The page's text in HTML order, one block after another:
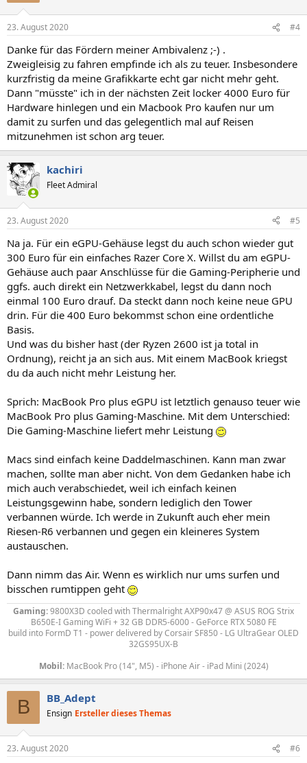
23. August 2020 #4
Danke für das Fördern meiner Ambivalenz ;-) .
Zweigleisig zu fahren empfinde ich als zu teuer. Insbesondere
kurzfristig da meine Grafikkarte echt gar nicht mehr geht.
Dann "müsste" ich in der nächsten Zeit locker 4000 Euro für
Hardware hinlegen und ein Macbook Pro kaufen nur um
damit zu surfen und das gelegentlich mal auf Reisen
mitzunehmen ist schon arg teuer.
kachiri
Fleet Admiral
23. August 2020 #5
Na ja. Für ein eGPU-Gehäuse legst du auch schon wieder gut
300 Euro für ein einfaches Razer Core X. Willst du am eGPU-
Gehäuse auch paar Anschlüsse für die Gaming-Peripherie und
ggfs. auch direkt ein Netzwerkkabel, legst du dann noch
einmal 100 Euro drauf. Da steckt dann noch keine neue GPU
drin. Für die 400 Euro bekommst schon eine ordentliche
Basis.
Und was du bisher hast (der Ryzen 2600 ist ja total in
Ordnung), reicht ja an sich aus. Mit einem MacBook kriegst
du da auch nicht mehr Leistung her.
Sprich: MacBook Pro plus eGPU ist letztlich genauso teuer wie
MacBook Pro plus Gaming-Maschine. Mit dem Unterschied:
Die Gaming-Maschine liefert mehr Leistung
Macs sind einfach keine Daddelmaschinen. Kann man zwar
machen, sollte man aber nicht. Von dem Gedanken habe ich
mich auch verabschiedet, weil ich einfach keinen
Leistungsgewinn habe, sondern lediglich den Tower
verbannen würde. Ich werde in Zukunft auch eher mein
Riesen-R6 verbannen und gegen ein kleineres System
austauschen.
Dann nimm das Air. Wenn es wirklich nur ums surfen und
bisschen rumtippen geht
Gaming:9800X3D cooled with Thermalright AXP90x47@ ASUS ROG Strix
B650E-I Gaming WiFi + 32 GB DDR5-6000 - GeForce RTX 5080 FE
build into FormD T1 - power delivered byCorsair SF850 - LG UltraGear OLED
32GS95UX-B
Mobil:MacBook Pro (14", M5) - iPhone Air - iPad Mini (2024)
B BB_Adept
Ensign Ersteller dieses Themas
23. August 2020 #6